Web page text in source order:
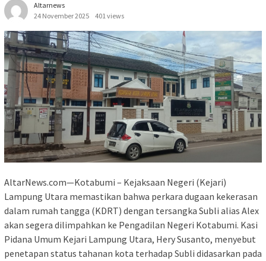
Altarnews
24 November 2025
401 views
AltarNews.com—Kotabumi – Kejaksaan Negeri (Kejari)
Lampung Utara memastikan bahwa perkara dugaan kekerasan
dalam rumah tangga (KDRT) dengan tersangka Subli alias Alex
akan segera dilimpahkan ke Pengadilan Negeri Kotabumi. Kasi
Pidana Umum Kejari Lampung Utara, Hery Susanto, menyebut
penetapan status tahanan kota terhadap Subli didasarkan pada